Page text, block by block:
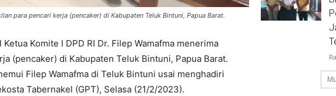
para pencari kerja (pencaker) di Kabupaten Teluk Bintuni, Papua Barat.
Ketua Komite I DPD RI Dr. Filep Wamafma menerima
(pencaker) di Kabupaten Teluk Bintuni, Papua Barat.
Filep Wamafma di Teluk Bintuni usai menghadiri
Tabernakel (GPT), Selasa (21/2/2023).